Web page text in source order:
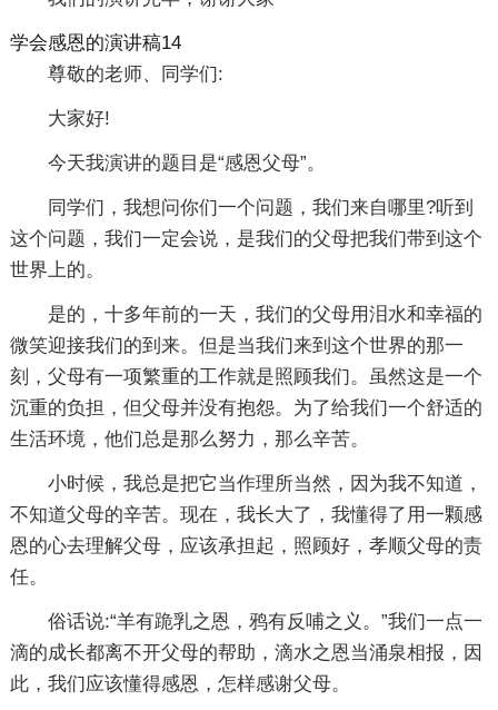
学会感恩的演讲稿14
尊敬的老师、同学们:
大家好!
今天我演讲的题目是“感恩父母”。
同学们，我想问你们一个问题，我们来自哪里?听到
这个问题，我们一定会说，是我们的父母把我们带到这个
世界上的。
是的，十多年前的一天，我们的父母用泪水和幸福的
微笑迎接我们的到来。但是当我们来到这个世界的那一
刻，父母有一项繁重的工作就是照顾我们。虽然这是一个
沉重的负担，但父母并没有抱怨。为了给我们一个舒适的
生活环境，他们总是那么努力，那么辛苦。
小时候，我总是把它当作理所当然，因为我不知道，
不知道父母的辛苦。现在，我长大了，我懂得了用一颗感
恩的心去理解父母，应该承担起，照顾好，孝顺父母的责
任。
俗话说:“羊有跪乳之恩，鸦有反哺之义。”我们一点一
滴的成长都离不开父母的帮助，滴水之恩当涌泉相报，因
此，我们应该懂得感恩，怎样感谢父母。